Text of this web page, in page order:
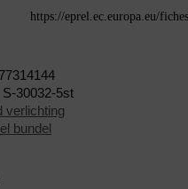
https://eprel.ec.europa.eu/
S-30032-5st
verlichting
bundel